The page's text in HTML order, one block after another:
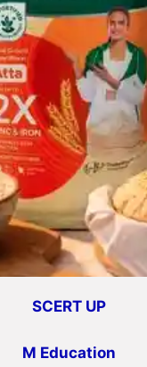
SCERT UP
M Education